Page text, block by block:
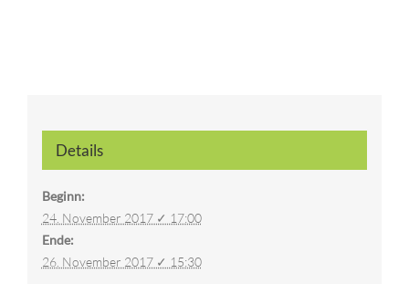
Details
Beginn:
24. November 2017 ✓ 17:00
Ende:
26. November 2017 ✓ 15:30